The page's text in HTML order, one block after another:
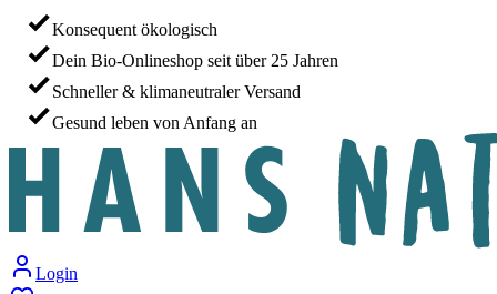
Konsequent ökologisch
Dein Bio-Onlineshop seit über 25 Jahren
Schneller & klimaneutraler Versand
Gesund leben von Anfang an
Login